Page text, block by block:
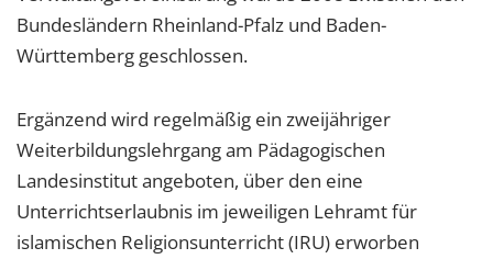
Bundesländern Rheinland-Pfalz und Baden-
Württemberg geschlossen.
Ergänzend wird regelmäßig ein zweijähriger
Weiterbildungslehrgang am Pädagogischen
Landesinstitut angeboten, über den eine
Unterrichtserlaubnis im jeweiligen Lehramt für
islamischen Religionsunterricht (IRU) erworben